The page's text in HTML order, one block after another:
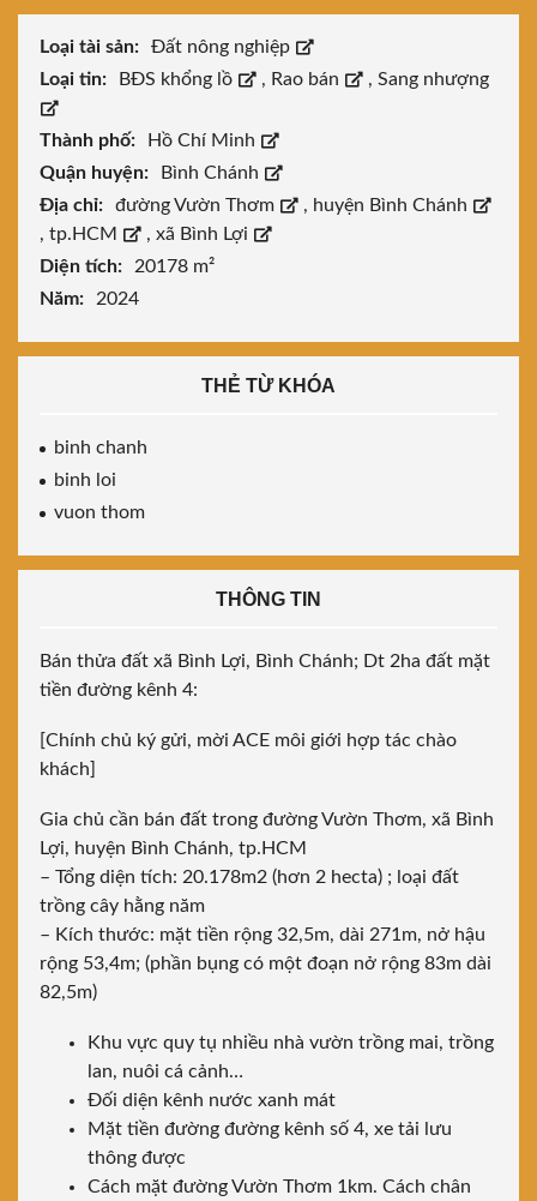
Loại tài sản:
Đất nông nghiệp
Loại tin:
BĐS khổng lồ , Rao bán , Sang nhượng
Thành phố:
Hồ Chí Minh
Quận huyện:
Bình Chánh
Địa chỉ:
đường Vườn Thơm , huyện Bình Chánh
, tp.HCM , xã Bình Lợi
Diện tích:
20178 m²
Năm:
2024
THẺ TỪ KHÓA
binh chanh
binh loi
vuon thom
THÔNG TIN
Bán thửa đất xã Bình Lợi, Bình Chánh; Dt 2ha đất mặt
tiền đường kênh 4:
[Chính chủ ký gửi, mời ACE môi giới hợp tác chào
khách]
Gia chủ cần bán đất trong đường Vườn Thơm, xã Bình
Lợi, huyện Bình Chánh, tp.HCM
– Tổng diện tích: 20.178m2 (hơn 2 hecta) ; loại đất
trồng cây hằng năm
– Kích thước: mặt tiền rộng 32,5m, dài 271m, nở hậu
rộng 53,4m; (phần bụng có một đoạn nở rộng 83m dài
82,5m)
Khu vực quy tụ nhiều nhà vườn trồng mai, trồng
lan, nuôi cá cảnh…
Đối diện kênh nước xanh mát
Mặt tiền đường đường kênh số 4, xe tải lưu
thông được
Cách mặt đường Vườn Thơm 1km. Cách chân